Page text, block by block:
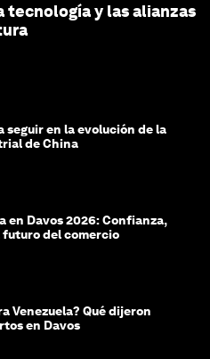
tecnología y las alianzas
seguir en la evolución de la
de China
en Davos 2026: Confianza,
futuro del comercio
Venezuela? Qué dijeron
en Davos